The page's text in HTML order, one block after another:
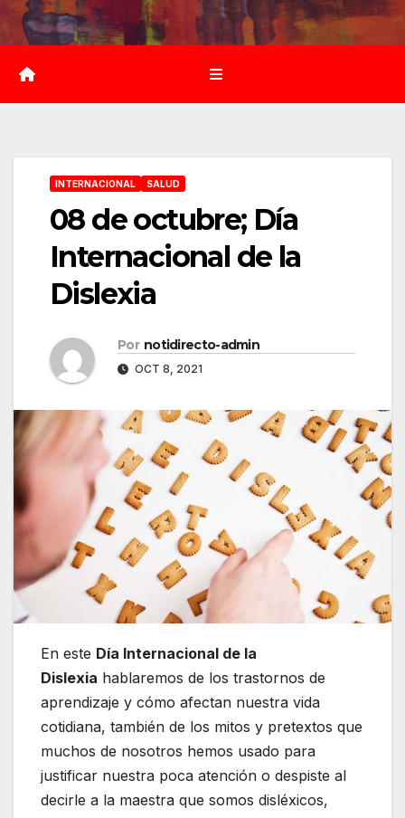
Saltar
al
contenido
INTERNACIONAL SALUD
08 de octubre; Día
Internacional de la
Dislexia
Por notidirecto-admin
OCT 8, 2021
En este Día Internacional de la
Dislexia hablaremos de los trastornos de
aprendizaje y cómo afectan nuestra vida
cotidiana, también de los mitos y pretextos que
muchos de nosotros hemos usado para
justificar nuestra poca atención o despiste al
decirle a la maestra que somos disléxicos,